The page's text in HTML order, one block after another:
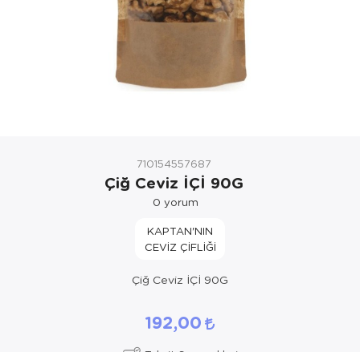
710154557687
Çiğ Ceviz İÇİ 90G
0 yorum
KAPTAN'NIN
CEVİZ ÇİFLİĞİ
Çiğ Ceviz İÇİ 90G
192,00